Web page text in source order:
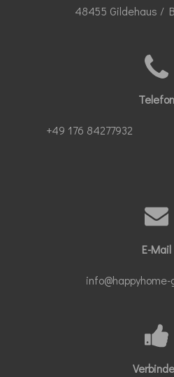
48455 Gildehaus /
Telefon
+49 176 84277932
E-Mail